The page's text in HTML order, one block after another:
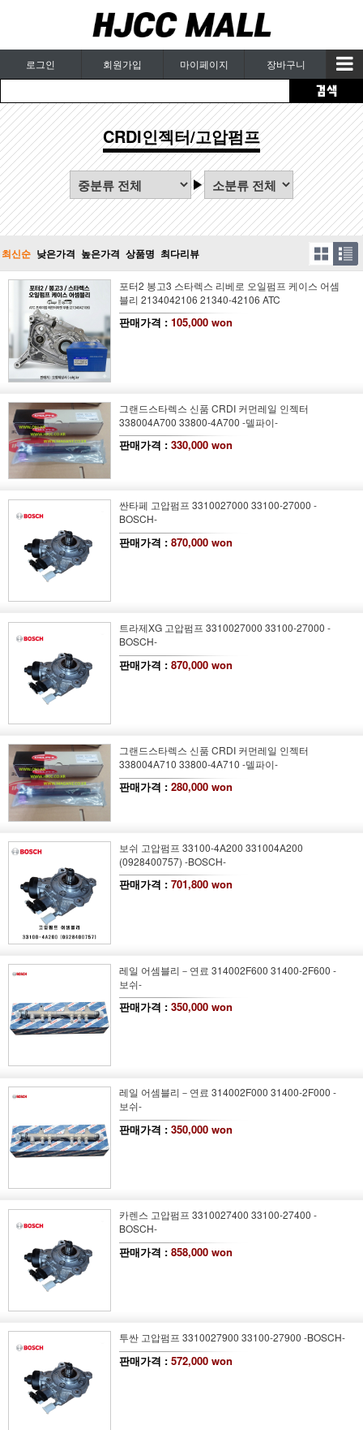
로그인 회원가입 마이페이지 장바구니
CRDI인젝터/고압펌프
최신순 낮은가격 높은가격 상품명 최다리뷰
포터2 봉고3 스타렉스 리베로 오일펌프 케이스 어셈
블리 2134042106 21340-42106 ATC
판매가격 : 105,000 won
그랜드스타렉스 신품 CRDI 커먼레일 인젝터
338004A700 33800-4A700 -델파이-
판매가격 : 330,000 won
싼타페 고압펌프 3310027000 33100-27000 -
BOSCH-
판매가격 : 870,000 won
트라제XG 고압펌프 3310027000 33100-27000 -
BOSCH-
판매가격 : 870,000 won
그랜드스타렉스 신품 CRDI 커먼레일 인젝터
338004A710 33800-4A710 -델파이-
판매가격 : 280,000 won
보쉬 고압펌프 33100-4A200 331004A200
(0928400757) -BOSCH-
판매가격 : 701,800 won
레일 어셈블리－연료 314002F600 31400-2F600 -
보쉬-
판매가격 : 350,000 won
레일 어셈블리－연료 314002F000 31400-2F000 -
보쉬-
판매가격 : 350,000 won
카렌스 고압펌프 3310027400 33100-27400 -
BOSCH-
판매가격 : 858,000 won
투싼 고압펌프 3310027900 33100-27900 -BOSCH-
판매가격 : 572,000 won